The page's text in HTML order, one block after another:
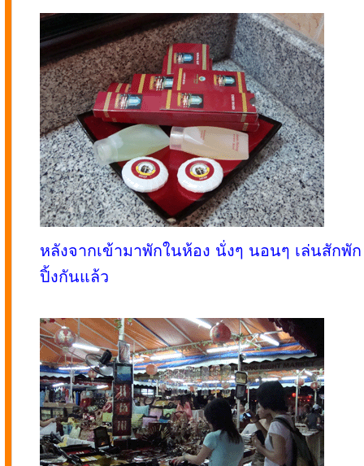
หลังจากเข้ามาพักในห้อง นั่งๆ นอนๆ เล่นสักพั
ปิ้งกันแล้ว